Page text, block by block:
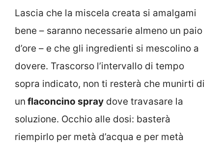
Lascia che la miscela creata si amalgami
bene – saranno necessarie almeno un paio
d’ore – e che gli ingredienti si mescolino a
dovere. Trascorso l’intervallo di tempo
sopra indicato, non ti resterà che munirti di
un flaconcino spray dove travasare la
soluzione. Occhio alle dosi: basterà
riempirlo per metà d’acqua e per metà